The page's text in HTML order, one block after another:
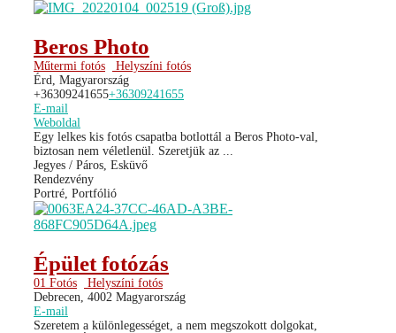
Beros Photo
Műtermi fotós
Helyszíni fotós
Érd, Magyarország
+36309241655+36309241655
E-mail
Weboldal
Egy lelkes kis fotós csapatba botlottál a Beros Photo-val,
biztosan nem véletlenül. Szeretjük az ...
Jegyes / Páros, Esküvő
Rendezvény
Portré, Portfólió
Épület fotózás
01 Fotós
Helyszíni fotós
Debrecen, 4002 Magyarország
E-mail
Szeretem a különlegességet, a nem megszokott dolgokat,